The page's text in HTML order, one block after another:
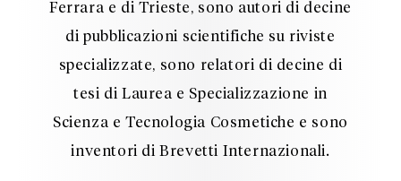
Ferrara e di Trieste, sono autori di decine
di pubblicazioni scientifiche su riviste
specializzate, sono relatori di decine di
tesi di Laurea e Specializzazione in
Scienza e Tecnologia Cosmetiche e sono
inventori di Brevetti Internazionali.